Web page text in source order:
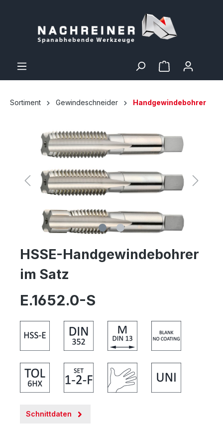
Sortiment Gewindeschneider Handgewindebohrer
HSSE-Handgewindebohrer
im Satz
E.1652.0-S
Schnittdaten